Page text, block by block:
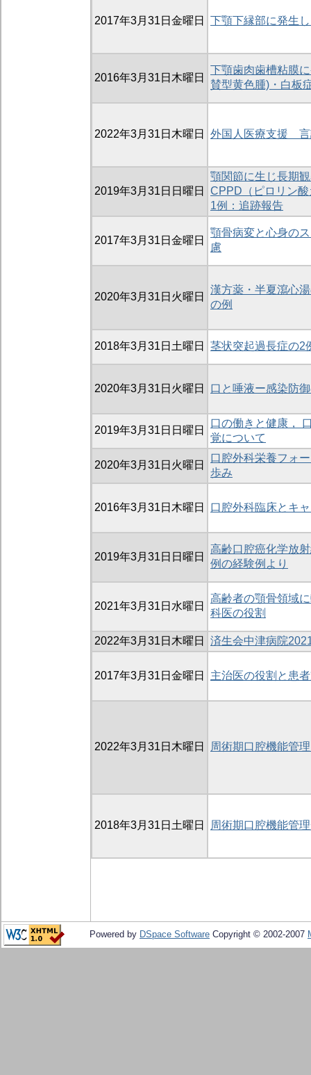
2017年3月31日金曜日 下顎下縁部に発生
2016年3月31日木曜日
下顎歯肉歯槽粘膜
賛型黄色腫)・白板
2022年3月31日木曜日 外国人医療支援 言
2019年3月31日日曜日
顎関節に生じ長期
CPPD（ピロリン
1例：追跡報告
2017年3月31日金曜日
顎骨病変と心身の
慮
2020年3月31日火曜日
漢方薬・半夏瀉心
の例
2018年3月31日土曜日 茎状突起過長症の2
2020年3月31日火曜日 口と唾液ー感染防
2019年3月31日日曜日
口の働きと健康，
覚について
2020年3月31日火曜日
口腔外科栄養フォ
歩み
2016年3月31日木曜日 口腔外科臨床とキ
2019年3月31日日曜日
高齢口腔癌化学放
例の経験例より
2021年3月31日水曜日
高齢者の顎骨領域
科医の役割
2022年3月31日木曜日 済生会中津病院
2017年3月31日金曜日 主治医の役割と患
2022年3月31日木曜日 周術期口腔機能管
2018年3月31日土曜日 周術期口腔機能管
Powered by DSpace Software Copyright © 2002-2007